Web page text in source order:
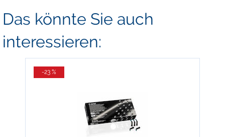
Das könnte Sie auch
interessieren:
-23 %